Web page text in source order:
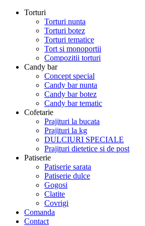
Torturi
Torturi nunta
Torturi botez
Torturi tematice
Tort si monoportii
Compozitii torturi
Candy bar
Concept special
Candy bar nunta
Candy bar botez
Candy bar tematic
Cofetarie
Prajituri la bucata
Prajituri la kg
DULCIURI SPECIALE
Prajituri dietetice si de post
Patiserie
Patiserie sarata
Patiserie dulce
Gogosi
Clatite
Covrigi
Comanda
Contact